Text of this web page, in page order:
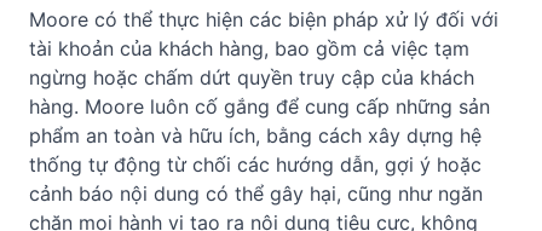
Moore có thể thực hiện các biện pháp xử lý đối với
tài khoản của khách hàng, bao gồm cả việc tạm
ngừng hoặc chấm dứt quyền truy cập của khách
hàng. Moore luôn cố gắng để cung cấp những sản
phẩm an toàn và hữu ích, bằng cách xây dựng hệ
thống tự động từ chối các hướng dẫn, gợi ý hoặc
cảnh báo nội dung có thể gây hại, cũng như ngăn
chặn mọi hành vi tạo ra nội dung tiêu cực, không